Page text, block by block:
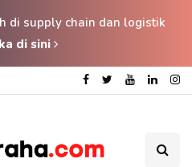
di supply chain dan logistik
di sini